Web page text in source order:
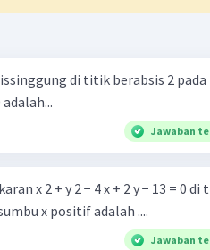
di titik berabsis 2
x 2 + y 2 − 12 x + 6 y + 20 = 0 adalah...
Jawaban
x 2 + y 2 − 4 x + 2 y − 13 = 0 di
x positif adalah ....
Jawaban